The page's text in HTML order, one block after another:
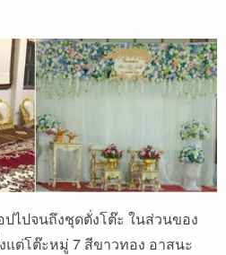
ไปจนถึงชุดตั่งโต๊ะ ในส่วนของ
ต่โต๊ะหมู่ 7 สีขาวทอง อาสนะ